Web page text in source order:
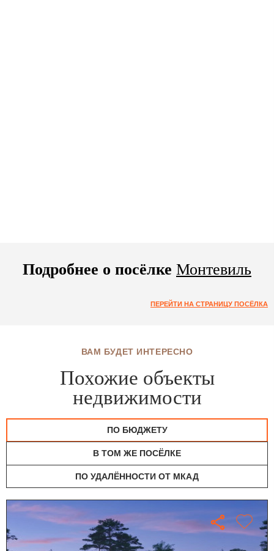
Подробнее о посёлке Монтевиль
ПЕРЕЙТИ НА СТРАНИЦУ ПОСЁЛКА
ВАМ БУДЕТ ИНТЕРЕСНО
Похожие объекты
недвижимости
ПО БЮДЖЕТУ
В ТОМ ЖЕ ПОСЁЛКЕ
ПО УДАЛЁННОСТИ ОТ МКАД